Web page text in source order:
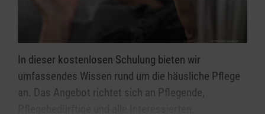
In dieser kostenlosen Schulung bieten wir
umfassendes Wissen rund um die häusliche Pflege
an. Das Angebot richtet sich an Pflegende,